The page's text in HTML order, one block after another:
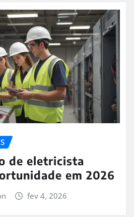
de eletricista
em 2026
fev 4, 2026